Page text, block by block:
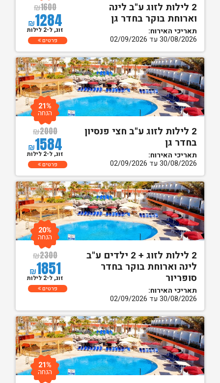
2 לילות לזוג ע"ב לינה
וארוחת בוקר בחדר גן
תאריכי האירוח:
30/08/2026 עד 02/09/2026
₪1600
₪1284
זוג, ל-2 לילות
פרטים
2 לילות לזוג ע"ב חצי פנסיון
בחדר גן
תאריכי האירוח:
30/08/2026 עד 02/09/2026
₪2000
₪1584
21%
הנחה
זוג, ל-2 לילות
פרטים
2 לילות לזוג + 2 ילדים ע"ב
לינה וארוחת בוקר בחדר
סופריור
תאריכי האירוח:
30/08/2026 עד 02/09/2026
₪2300
₪1851
20%
הנחה
זוג, ל-2 לילות
פרטים
21%
הנחה